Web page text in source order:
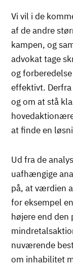
Vi vil i de
af de andre
kampen, og
advokat tage
og
effektivt.
og om at stå
at finde en
Ud fra de
uafhængige
på, at værdien
for eksempel
højere end den
nuværende
om inhabilitet